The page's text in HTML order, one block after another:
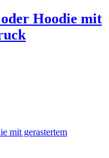
Hoodie mit